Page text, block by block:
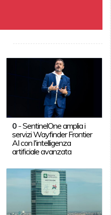
0 -SentinelOne amplia i
servizi Wayfinder Frontier
AI con l'intelligenza
artificiale avanzata